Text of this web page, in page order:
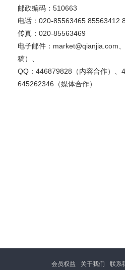
邮政编码：510663
电话：020-85563465 85563412
传真：020-85563469
电子邮件：market@qianjia.com
稿）、
QQ：446879828（内容合作）、
645262346（媒体合作）
会员权益 关于我们 联系